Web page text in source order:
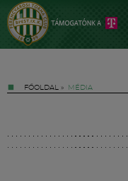
FŐOLDAL » MÉDIA